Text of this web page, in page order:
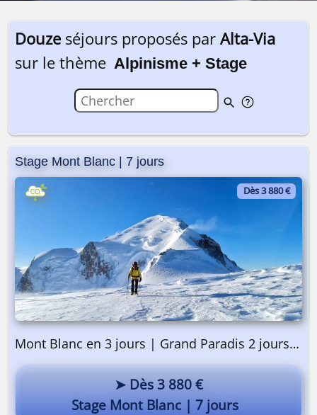
Douze séjours proposés par Alta-Via
sur le thème Alpinisme + Stage
Stage Mont Blanc | 7 jours
Dès 3 880 €
Mont Blanc en 3 jours | Grand Paradis 2 jours | Préparation 2 jours
➤ Dès 3 880 €
Stage Mont Blanc | 7 jours